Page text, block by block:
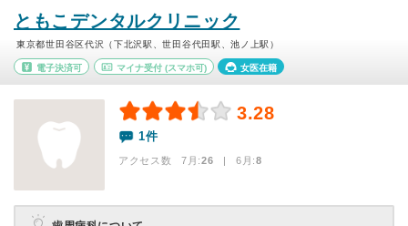
ともこデンタルクリニック
東京都世田谷区代沢（下北沢駅、世田谷代田駅、池ノ上駅）
電子決済可 マイナ受付(スマホ可) 女医在籍
3.28
1件
アクセス数 7月:26 | 6月:8